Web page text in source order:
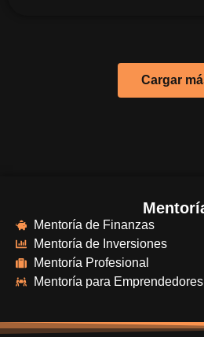
Cargar
Mentoría de Finanzas
Mentoría de Inversiones
Mentoría Profesional
Mentoría para Emprendedores